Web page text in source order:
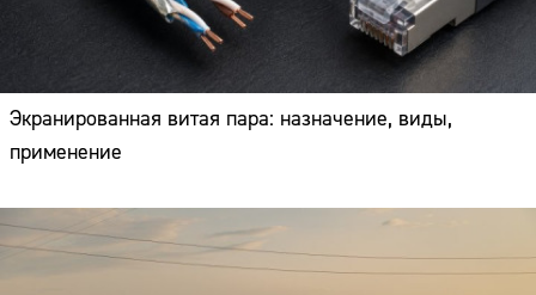
Экранированная витая пара: назначение, виды,
применение